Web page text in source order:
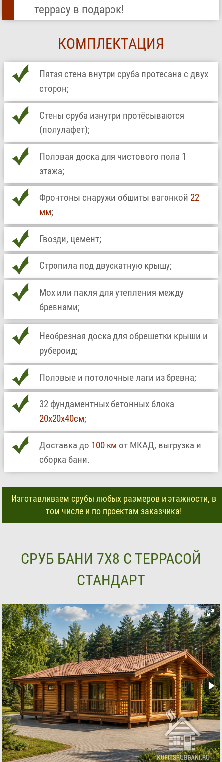
террасу в подарок!
КОМПЛЕКТАЦИЯ
Пятая стена внутри сруба протесана с двух
сторон;
Стены сруба изнутри протёсываются
(полулафет);
Половая доска для чистового пола 1
этажа;
Фронтоны снаружи обшиты вагонкой 22
мм;
Гвозди, цемент;
Стропила под двускатную крышу;
Мох или пакля для утепления между
бревнами;
Необрезная доска для обрешетки крыши и
рубероид;
Половые и потолочные лаги из бревна;
32 фундаментных бетонных блока
20х20х40см;
Доставка до 100 км от МКАД, выгрузка и
сборка бани.
Изготавливаем срубы любых размеров и этажности, в
том числе и по проектам заказчика!
СРУБ БАНИ 7Х8 С ТЕРРАСОЙ
СТАНДАРТ